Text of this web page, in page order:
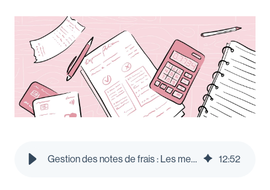
Gestion des notes de frais : Les meilleures pratiques | Le blog Pleo 12:52